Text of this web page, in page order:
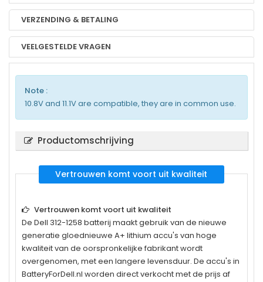
VERZENDING & BETALING
VEELGESTELDE VRAGEN
Note :
10.8V and 11.1V are compatible, they are in common use.
Productomschrijving
Vertrouwen komt voort uit kwaliteit
Vertrouwen komt voort uit kwaliteit
De Dell 312-1258 batterij maakt gebruik van de nieuwe
generatie gloednieuwe A+ lithium accu's van hoge
kwaliteit van de oorspronkelijke fabrikant wordt
overgenomen, met een langere levensduur. De accu's in
BatteryForDell.nl worden direct verkocht met de prijs af